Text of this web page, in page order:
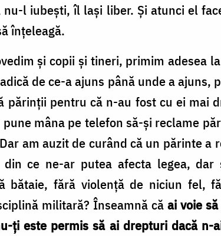
nu-l iubeşti, îl laşi liber. Şi atunci el
înţeleagă.
şi copii şi tineri, primim adesea
de ce-a ajuns până unde a ajuns,
părinţii pentru că n-au fost cu ei mai
mâna pe telefon să-şi reclame
am auzit de curând că un părinte a
ce ne-ar putea afecta legea,
bătaie, fără violenţă de niciun fel,
militară? Înseamnă că ai voie
ţi este permis să ai drepturi dacă n-